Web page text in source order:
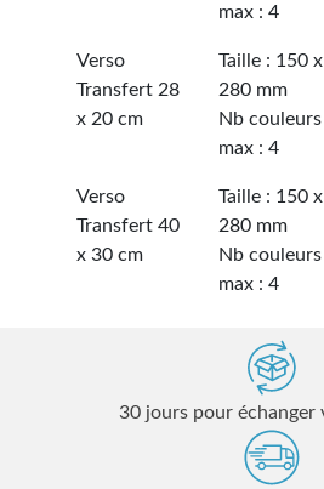
max : 4
Verso
Transfert 28
x 20 cm
Taille : 150 x
280 mm
Nb couleurs
max : 4
Verso
Transfert 40
x 30 cm
Taille : 150 x
280 mm
Nb couleurs
max : 4
30 jours pour échanger